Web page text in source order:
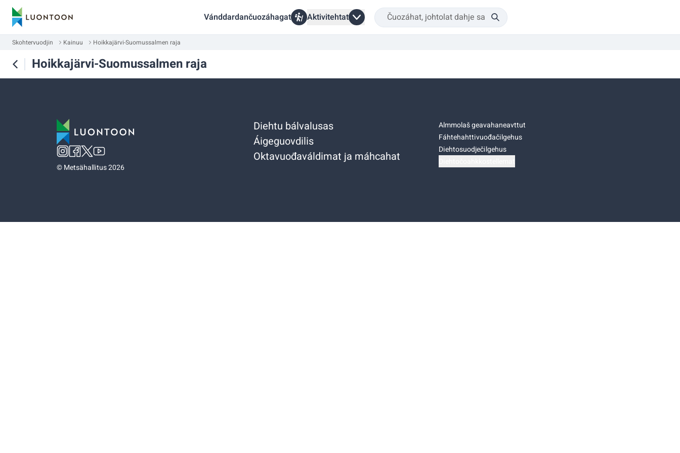
Vánddardančuozáhagat Aktivitehtat
Skohtervuodjin Kainuu Hoikkajärvi-Suomussalmen raja
Hoikkajärvi-Suomussalmen raja
©Metsähallitus 2026
Diehtu bálvalusas
Áigeguovdilis
Oktavuođaváldimat ja máhcahat
Almmolaš geavahaneavttut
Fáhtehahttivuođačilgehus
Diehtosuodječilgehus